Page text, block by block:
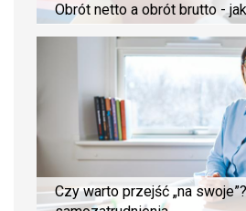
Obrót netto a obrót brutto -
Czy warto przejść „na